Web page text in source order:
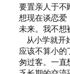
要置亲人于不
想现在谈恋爱
未来。我不想
从小学就开
应该不算小的
匆过客。一直